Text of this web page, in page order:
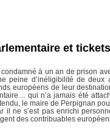
et
à un an de prison
peine d’inéligibilité de deux
européens de leur
qui n’a jamais été
le maire de Perpignan
il ne s’est pas enrichi
des contribuables